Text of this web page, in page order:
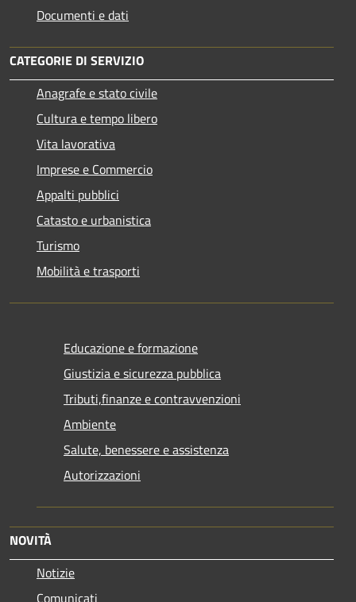
Documenti e dati
CATEGORIE DI SERVIZIO
Anagrafe e stato civile
Cultura e tempo libero
Vita lavorativa
Imprese e Commercio
Appalti pubblici
Catasto e urbanistica
Turismo
Mobilità e trasporti
Educazione e formazione
Giustizia e sicurezza pubblica
Tributi,finanze e contravvenzioni
Ambiente
Salute, benessere e assistenza
Autorizzazioni
NOVITÀ
Notizie
Comunicati